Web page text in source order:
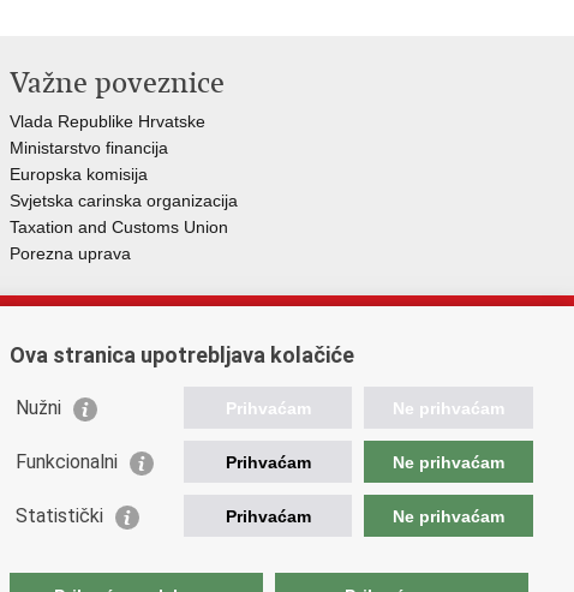
Važne poveznice
Vlada Republike Hrvatske
Ministarstvo financija
Europska komisija
Svjetska carinska organizacija
Taxation and Customs Union
Porezna uprava
Ova stranica upotrebljava kolačiće
Nužni Prihvaćam Ne prihvaćam
Funkcionalni Prihvaćam Ne prihvaćam
Statistički Prihvaćam Ne prihvaćam